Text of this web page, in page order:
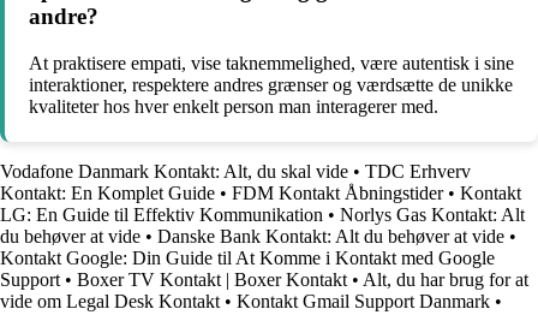
andre?
At praktisere empati, vise taknemmelighed, være autentisk i sine
interaktioner, respektere andres grænser og værdsætte de unikke
kvaliteter hos hver enkelt person man interagerer med.
Vodafone Danmark Kontakt: Alt, du skal vide • TDC Erhverv
Kontakt: En Komplet Guide • FDM Kontakt Åbningstider• Kontakt
LG: En Guide til Effektiv Kommunikation • Norlys Gas Kontakt: Alt
du behøver at vide • Danske Bank Kontakt: Alt du behøver at vide •
Kontakt Google: Din Guide til At Komme i Kontakt med Google
Support • Boxer TV Kontakt | Boxer Kontakt • Alt, du har brug for at
vide om Legal Desk Kontakt • Kontakt Gmail Support Danmark •